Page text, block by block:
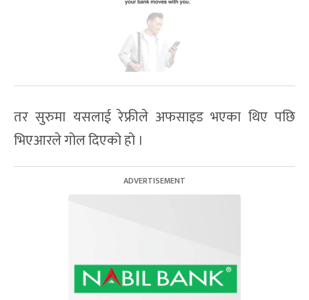
तर सुरुमा यसलाई रेफ्रीले अफसाइड भएका थिए पछि
भिएआरले गोल दिएको हो ।